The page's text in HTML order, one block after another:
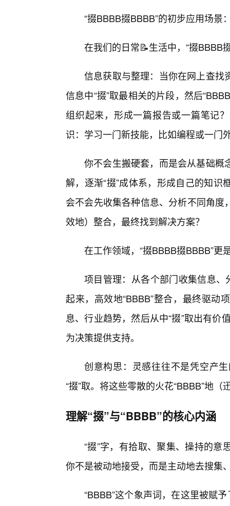
“掇BBBB掇BBBB”的初步应用场景
在我们的日常📝生活中，“掇BBBB
信息获取与整理：当你在网上查找
信息中“掇”取最相关的片段，然后
组织起来，形成一篇报告或一篇笔记
识：学习一门新技能，比如编程或一门
你不会生搬硬套，而是会从基础概
解，逐渐“掇”成体系，形成自己的知
会不会先收集各种信息、分析不同角度
效地）整合，最终找到解决方案？
在工作领域，“掇BBBB掇BBBB”
项目管理：从各个部门收集信息、
起来，高效地“BBBB”整合，最终驱动
息、行业趋势，然后从中“掇”取出有价
为决策提供支持。
创意构思：灵感往往不是凭空产
“掇”取。将这些零散的火花“BBBB”地
理解“掇”与“BBBB”的核心内涵
“掇”字，有拾取、聚集、操持的
你不是被动地接受，而是主动地去搜集
“BBBB”这个象声词，在这里被赋